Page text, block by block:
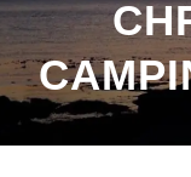
AANMELDEN